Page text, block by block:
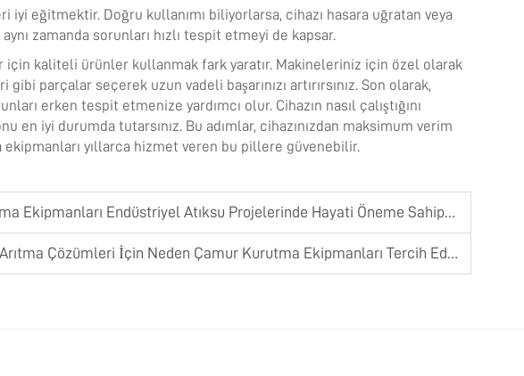
iyi eğitmektir. Doğru kullanımı biliyorlarsa, cihazı hasara uğratan veya
zamanda sorunları hızlı tespit etmeyi de kapsar.
için kaliteli ürünler kullanmak fark yaratır. Makineleriniz için özel olarak
parçalar seçerek uzun vadeli başarınızı artırırsınız. Son olarak,
erken tespit etmenize yardımcı olur. Cihazın nasıl çalıştığını
en iyi durumda tutarsınız. Bu adımlar, cihazınızdan maksimum verim
yıllarca hizmet veren bu pillere güvenebilir.
Ekipmanları Endüstriyel Atıksu Projelerinde Hayati Öneme Sahiptir
Çözümleri İçin Neden Çamur Kurutma Ekipmanları Tercih Edilir